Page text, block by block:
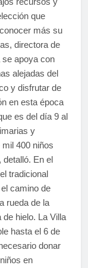
que
más su
directora de
se apoya con
alejadas del
y disfrutar de
en esta época
es del día 9 al
y
400 niños
detalló. En el
tradicional
camino de
rueda de la
hielo. La Villa
hasta el 6 de
donar
en